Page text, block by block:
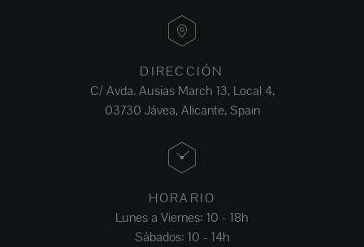
DIRECCIÓN
C/ Avda. Ausias March 13, Local 4,
03730 Jávea, Alicante, Spain
HORARIO
Lunes a Viernes: 10 - 18h
Sábados: 10 - 14h